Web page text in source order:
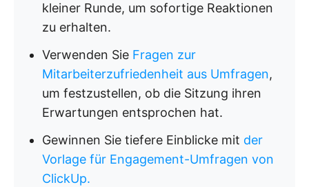
kleiner Runde, um sofortige Reaktionen
zu erhalten.
Verwenden Sie Fragen zur
Mitarbeiterzufriedenheit aus Umfragen,
um festzustellen, ob die Sitzung ihren
Erwartungen entsprochen hat.
Gewinnen Sie tiefere Einblicke mit der
Vorlage für Engagement-Umfragen von
ClickUp.